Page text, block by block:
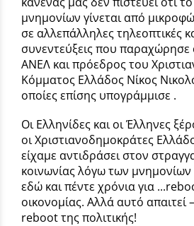
μνημονίων γίνεται από
σε αλλεπάλληλες τηλεοπτικές
συνεντεύξεις που
ΑΝΕΛ και πρόεδρος του
Κόμματος Ελλάδος Νίκος
οποίες επίσης υπογράμμισε .
Οι Ελληνίδες και οι Έλληνες
οι Χριστιανοδημοκράτες
είχαμε αντιδράσει στον
κοινωνίας λόγω των μνημονίων
εδώ και πέντε χρόνια για
οικονομίας. Αλλά αυτό απαιτεί
reboot της πολιτικής!